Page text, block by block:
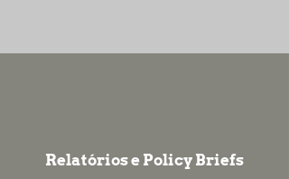
Relatórios e Policy Briefs